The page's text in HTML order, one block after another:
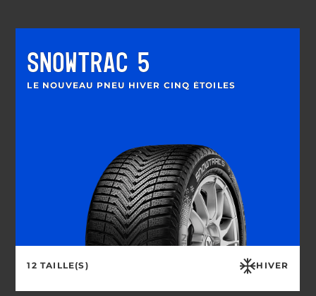
SNOWTRAC 5
LE NOUVEAU PNEU HIVER CINQ ÉTOILES
12 TAILLE(S) HIVER